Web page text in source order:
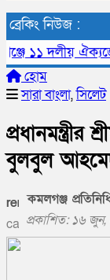
ব্রেকিং নিউজ :
দলীয় ঐক্যজোটের
হোম
সারা বাংলা,সিলেট
বুলবুল
কমলগঞ্জ
প্রকাশিত: ১৬